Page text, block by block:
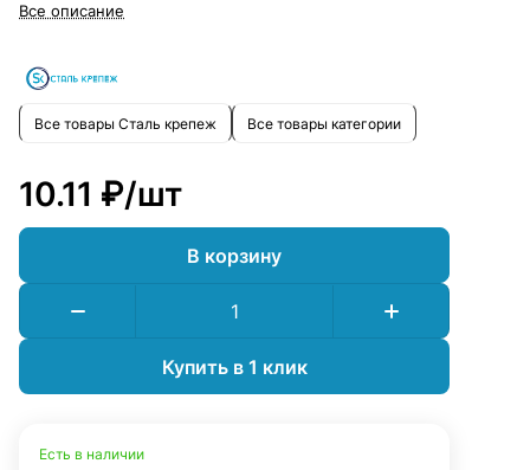
Все описание
Все товары Сталь крепеж Все товары категории
10.11 ₽/шт
В корзину
Купить в 1 клик
Есть в наличии